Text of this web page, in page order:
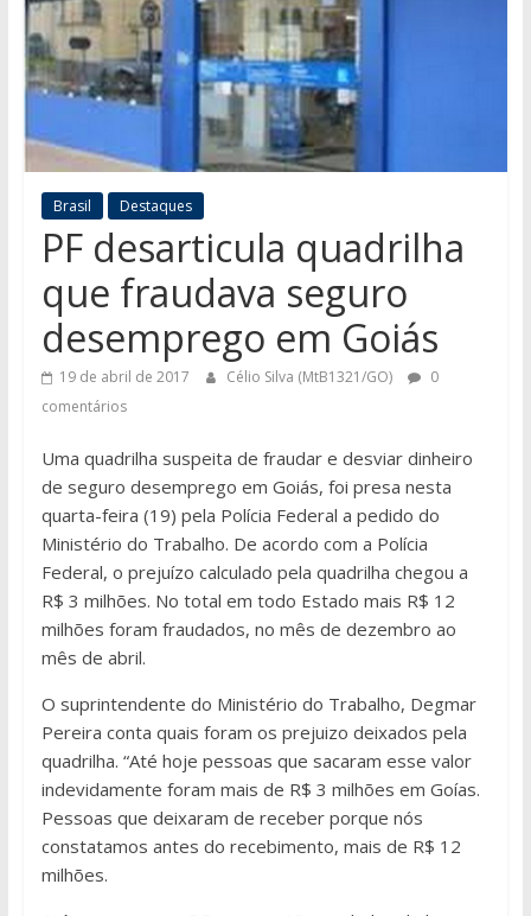
Brasil Destaques
PF desarticula quadrilha
que fraudava seguro
desemprego em Goiás
19 de abril de 2017 Célio Silva (MtB1321/GO)
0
comentários
Uma quadrilha suspeita de fraudar e desviar dinheiro
de seguro desemprego em Goiás, foi presa nesta
quarta-feira (19) pela Polícia Federal a pedido do
Ministério do Trabalho. De acordo com a Polícia
Federal, o prejuízo calculado pela quadrilha chegou a
R$ 3 milhões. No total em todo Estado mais R$ 12
milhões foram fraudados, no mês de dezembro ao
mês de abril.
O suprintendente do Ministério do Trabalho, Degmar
Pereira conta quais foram os prejuizo deixados pela
quadrilha. “Até hoje pessoas que sacaram esse valor
indevidamente foram mais de R$ 3 milhões em Goías.
Pessoas que deixaram de receber porque nós
constatamos antes do recebimento, mais de R$ 12
milhões.